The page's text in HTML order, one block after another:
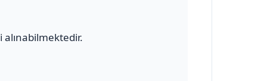
alınabilmektedir.